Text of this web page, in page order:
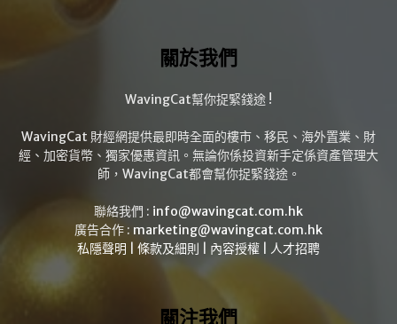
關於我們
WavingCat幫你捉緊錢途 !
WavingCat 財經網提供最即時全面的樓市、移民、海外置業、財
經、加密貨幣、獨家優惠資訊。無論你係投資新手定係資產管理大
師，WavingCat都會幫你捉緊錢途。
聯絡我們 : info@wavingcat.com.hk
廣告合作 : marketing@wavingcat.com.hk
私隱聲明
條款及細則 內容授權 人才招聘
關注我們